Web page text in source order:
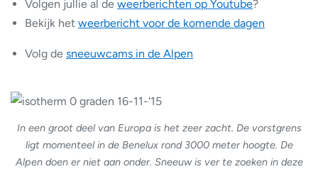
Volgen jullie al de weerberichten op Youtube?
Bekijk het weerbericht voor de komende dagen
Volg de sneeuwcams in de Alpen
In een groot deel van Europa is het zeer zacht. De vorstgrens
ligt momenteel in de Benelux rond 3000 meter hoogte. De
Alpen doen er niet aan onder. Sneeuw is ver te zoeken in deze